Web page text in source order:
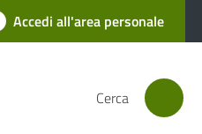
Accedi all'area personale
Cerca